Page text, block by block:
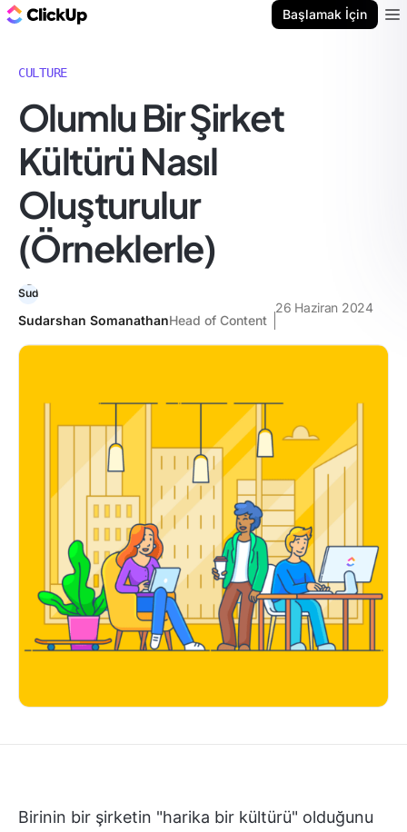
Başlamak İçin
CULTURE
Olumlu Bir Şirket
Kültürü Nasıl
Oluşturulur
(Örneklerle)
Sudarshan SomanathanHead of Content
26 Haziran 2024
Birinin bir şirketin "harika bir kültürü" olduğunu